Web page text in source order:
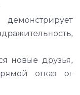
новые друзья,
отказ от